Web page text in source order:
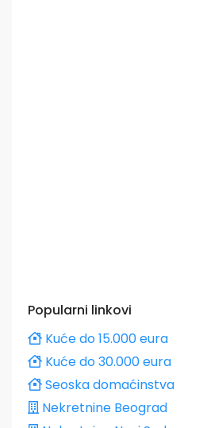
Popularni linkovi
Kuće do 15.000 eura
Kuće do 30.000 eura
Seoska domaćinstva
Nekretnine Beograd